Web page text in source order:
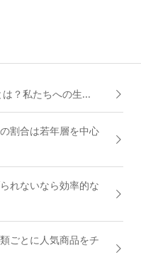
？私たちへの生...
割合は若年層を中心
れないなら効率的な
ごとに人気商品をチ